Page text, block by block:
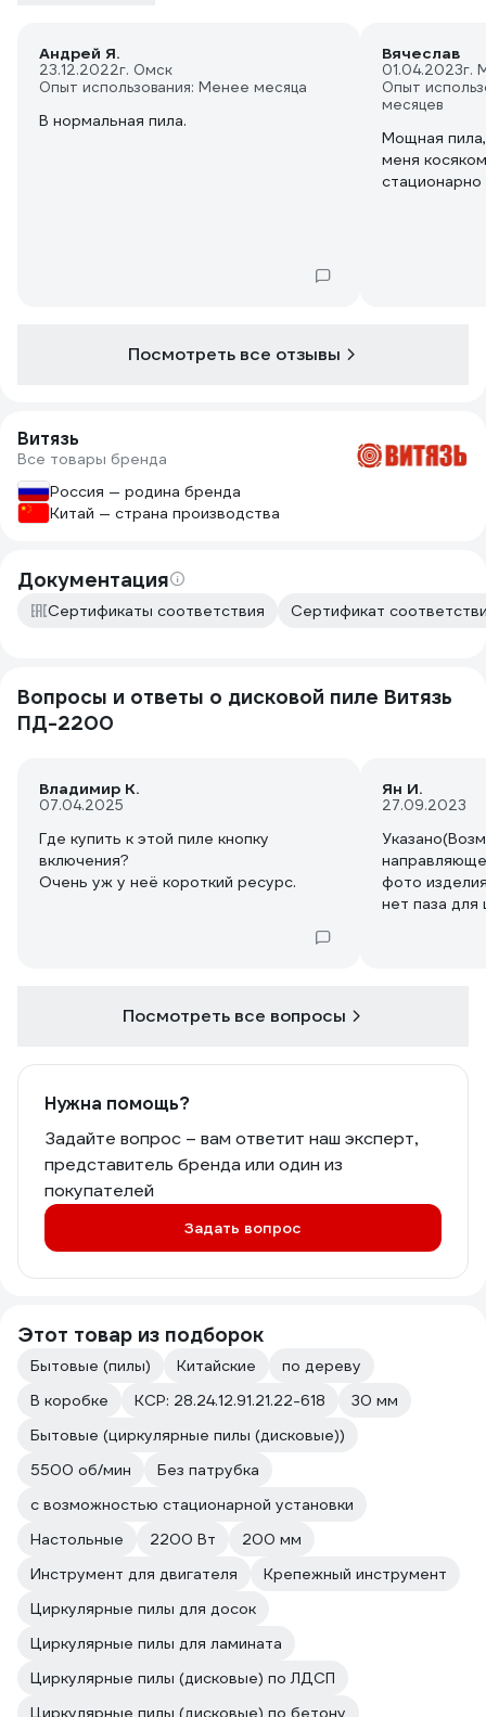
Андрей Я.
23.12.2022г. Омск
Опыт использования: Менее месяца
В нормальная пила.
Вячеслав
01.04.2023г.
Опыт
месяцев
Мощная
меня
стационарно
Посмотреть все отзывы
Витязь
Все товары бренда
Россия — родина бренда
Китай — страна производства
Документация
Сертификаты соответствия Сертификат
Вопросы и ответы о дисковой пиле Витязь
ПД-2200
Владимир К.
07.04.2025
Где купить к этой пиле кнопку
включения?
Очень уж у неё короткий ресурс.
Ян И.
27.09.2023
фото
нет паза
Посмотреть все вопросы
Нужна помощь?
Задайте вопрос – вам ответит наш эксперт,
представитель бренда или один из
покупателей
Задать вопрос
Этот товар из подборок
Бытовые (пилы) Китайские
по дереву
В коробке
КСР: 28.24.12.91.21.22-618
30 мм
Бытовые (циркулярные пилы (дисковые))
5500 об/мин
Без патрубка
с возможностью стационарной установки
Настольные
2200 Вт
200 мм
Инструмент для двигателя
Крепежный инструмент
Циркулярные пилы для досок
Циркулярные пилы для ламината
Циркулярные пилы (дисковые) по ЛДСП